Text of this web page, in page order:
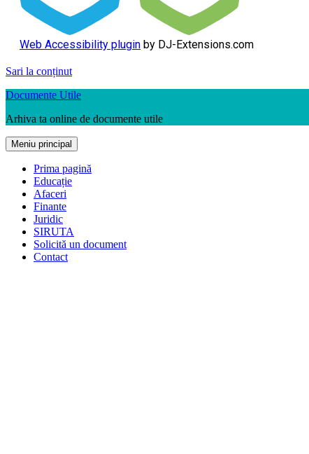
Web Accessibility plugin by DJ-Extensions.com
Sari la conținut
Documente Utile
Arhiva ta online de documente utile
Meniu principal
Prima pagină
Educație
Afaceri
Finante
Juridic
SIRUTA
Solicită un document
Contact